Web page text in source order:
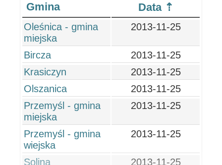
Gmina Data
Oleśnica - gmina
miejska
2013-11-25
Bircza
2013-11-25
Krasiczyn
2013-11-25
Olszanica
2013-11-25
Przemyśl - gmina
miejska
2013-11-25
Przemyśl - gmina
wiejska
2013-11-25
Solina 2013-11-25